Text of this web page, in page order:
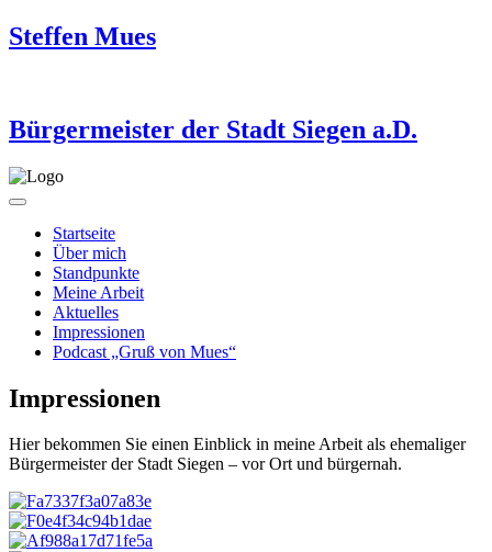
Steffen Mues
Bürgermeister der Stadt Siegen a.D.
Startseite
Über mich
Standpunkte
Meine Arbeit
Aktuelles
Impressionen
Podcast „Gruß von Mues“
Impressionen
Hier bekommen Sie einen Einblick in meine Arbeit als ehemaliger
Bürgermeister der Stadt Siegen – vor Ort und bürgernah.